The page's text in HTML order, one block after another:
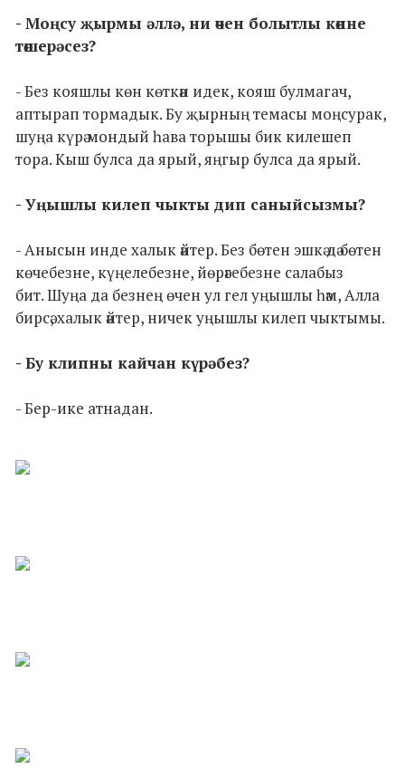
- Моңсу җырмы әллә, ни өчен болытлы көнне
төшерәсез?
- Без кояшлы көн көткән идек, кояш булмагач,
аптырап тормадык. Бу җырның темасы моңсурак,
шуңа күрә мондый һава торышы бик килешеп
тора. Кыш булса да ярый, яңгыр булса да ярый.
- Уңышлы килеп чыкты дип саныйсызмы?
- Анысын инде халык әйтер. Без бөтен эшкә дә бөтен
көчебезне, күңелебезне, йөрәгебезне салабыз
бит. Шуңа да безнең өчен ул гел уңышлы һәм, Алла
бирсә, халык әйтер, ничек уңышлы килеп чыктымы.
- Бу клипны кайчан күрәбез?
- Бер-ике атнадан.